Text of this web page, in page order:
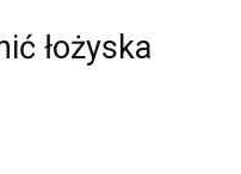
łożyska